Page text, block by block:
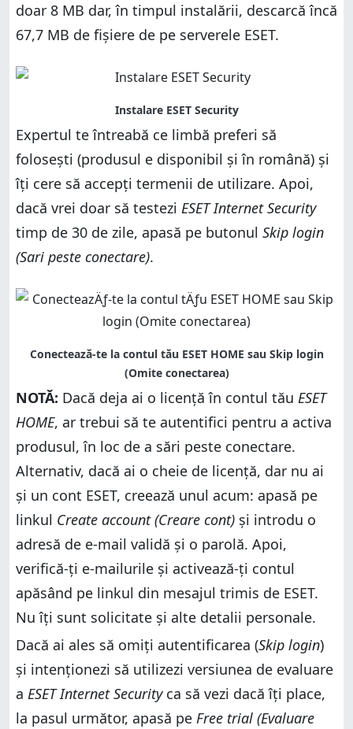
doar 8 MB dar, în timpul instalării, descarcă încă
67,7 MB de fișiere de pe serverele ESET.
Expertul te întreabă ce limbă preferi să
folosești (produsul e disponibil și în română) și
îți cere să accepți termenii de utilizare. Apoi,
dacă vrei doar să testezi ESET Internet Security
timp de 30 de zile, apasă pe butonul Skip login
(Sari peste conectare).
NOTĂ: Dacă deja ai o licență în contul tău ESET
HOME, ar trebui să te autentifici pentru a activa
produsul, în loc de a sări peste conectare.
Alternativ, dacă ai o cheie de licență, dar nu ai
și un cont ESET, creează unul acum: apasă pe
linkul Create account (Creare cont) și introdu o
adresă de e-mail validă și o parolă. Apoi,
verifică-ți e-mailurile și activează-ți contul
apăsând pe linkul din mesajul trimis de ESET.
Nu îți sunt solicitate și alte detalii personale.
Dacă ai ales să omiți autentificarea (Skip login)
și intenționezi să utilizezi versiunea de evaluare
a ESET Internet Securityca să vezi dacă îți place,
la pasul următor, apasă pe Free trial (Evaluare